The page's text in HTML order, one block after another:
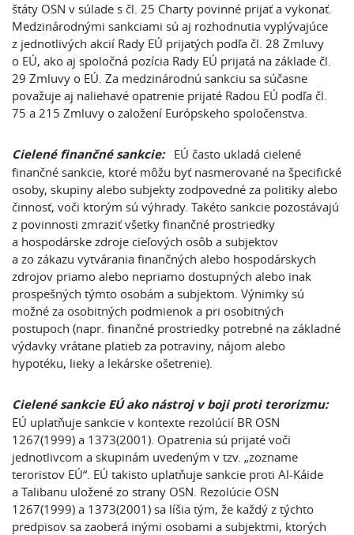
štáty OSN v súlade s čl. 25 Charty povinné prijať a vykonať.
Medzinárodnými sankciami sú aj rozhodnutia vyplývajúce
z jednotlivých akcií Rady EÚ prijatých podľa čl. 28 Zmluvy
o EÚ, ako aj spoločná pozícia Rady EÚ prijatá na základe čl.
29 Zmluvy o EÚ. Za medzinárodnú sankciu sa súčasne
považuje aj naliehavé opatrenie prijaté Radou EÚ podľa čl.
75 a 215 Zmluvy o založení Európskeho spoločenstva.
Cielené finančné sankcie: EÚ často ukladá cielené
finančné sankcie, ktoré môžu byť nasmerované na špecifické
osoby, skupiny alebo subjekty zodpovedné za politiky alebo
činnosť, voči ktorým sú výhrady. Takéto sankcie pozostávajú
z povinnosti zmraziť všetky finančné prostriedky
a hospodárske zdroje cieľových osôb a subjektov
a zo zákazu vytvárania finančných alebo hospodárskych
zdrojov priamo alebo nepriamo dostupných alebo inak
prospešných týmto osobám a subjektom. Výnimky sú
možné za osobitných podmienok a pri osobitných
postupoch (napr. finančné prostriedky potrebné na základné
výdavky vrátane platieb za potraviny, nájom alebo
hypotéku, lieky a lekárske ošetrenie).
Cielené sankcie EÚ ako nástroj v boji proti terorizmu:
EÚ uplatňuje sankcie v kontexte rezolúcií BR OSN
1267(1999) a 1373(2001). Opatrenia sú prijaté voči
jednotlivcom a skupinám uvedeným v tzv. „zozname
teroristov EÚ“. EÚ takisto uplatňuje sankcie proti Al-Káide
a Talibanu uložené zo strany OSN. Rezolúcie OSN
1267(1999) a 1373(2001) sa líšia tým, že každý z týchto
predpisov sa zaoberá inými osobami a subjektmi, ktorých